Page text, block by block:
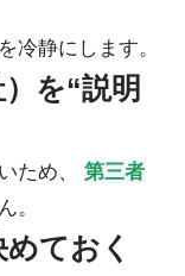
冷静にします。
を“説明
ため、 第三者
。
ておく